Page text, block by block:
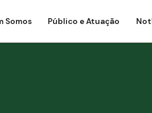
Somos Público e Atuação